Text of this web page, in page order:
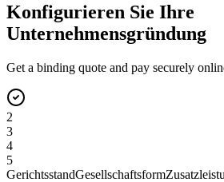
Konfigurieren Sie Ihre
Unternehmensgründung
Get a binding quote and pay securely
2
3
4
5
GerichtsstandGesellschaftsform